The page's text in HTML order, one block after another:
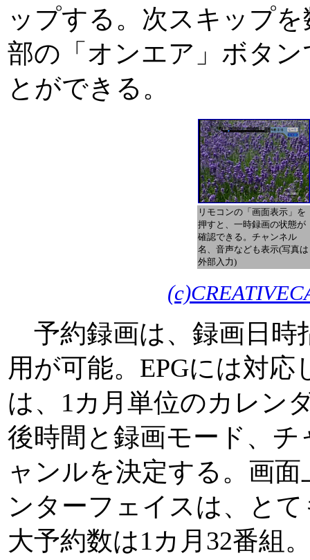
ップする。次スキップ
部の「オンエア」ボタ
とができる。
リモコンの「画面表示」を
押すと、一時録画の状態が
確認できる。チャンネル
名、音声なども表示(写真は
外部入力)
予約録画は、録画日時
用が可能。EPGには対
は、1カ月単位のカレン
後時間と録画モード、
ャンルを決定する。画
ンターフェイスは、と
大予約数は1カ月32番組